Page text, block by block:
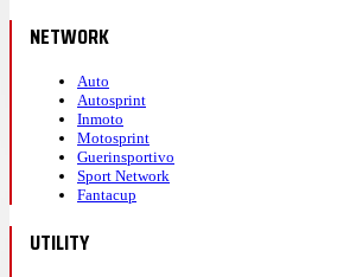
NETWORK
Auto
Autosprint
Inmoto
Motosprint
Guerinsportivo
Sport Network
Fantacup
UTILITY